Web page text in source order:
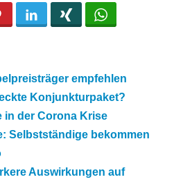
Pinterest LinkedIn
empfehlen
Konjunkturpaket?
in der Corona Krise
Selbstständige bekommen
Auswirkungen auf